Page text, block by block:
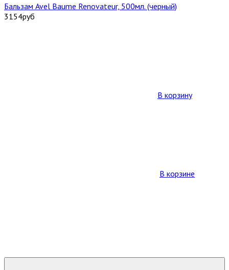
Бальзам Avel Baume Renovateur, 500мл. (черный)
3154руб
В корзину
В корзине